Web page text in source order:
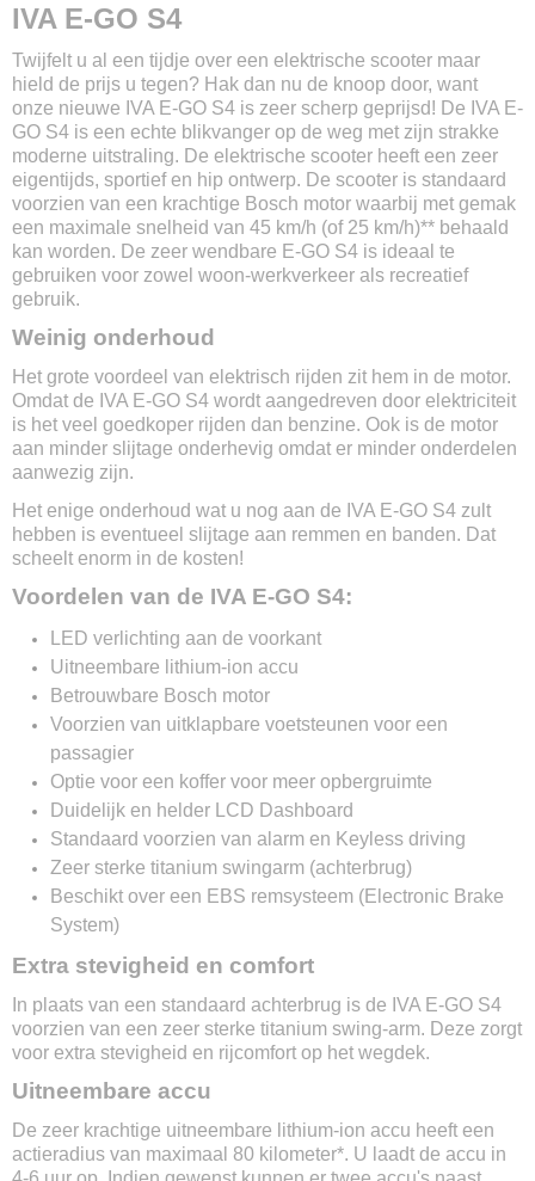
Model
Kleur
Mat Zwart / Zwart / Wit / Mat groen / Rood
Max. snelheid
25 km/u of 45 km/u
Gewicht
57 kg
Max. belasting
200 kg
Afmetingen
163 x 63 x 109 cm
Actieradius
Soort accu
Lithium-ion
Accu capaciteit
26000 mAh
Ja
Max. oplaadtijd
5 uur
Uitneembare accu
Stroomoutput motor
1440w
Type motor
Bosch
Verlichting
Led
Wielen
10 inch
Remsysteem voor
Schijfrem & elektronisch
Display
Alarm
Ja
Ja
USB poort
Ja
Snelheidsmeter
IVA E-GO S4
Twijfelt u al een tijdje over een elektrische scooter maar
hield de prijs u tegen? Hak dan nu de knoop door, want
onze nieuwe IVA E-GO S4 is zeer scherp geprijsd! De IVA E-
GO S4 is een echte blikvanger op de weg met zijn strakke
moderne uitstraling. De elektrische scooter heeft een zeer
eigentijds, sportief en hip ontwerp. De scooter is standaard
voorzien van een krachtige Bosch motor waarbij met gemak
een maximale snelheid van 45 km/h (of 25 km/h)** behaald
kan worden. De zeer wendbare E-GO S4 is ideaal te
gebruiken voor zowel woon-werkverkeer als recreatief
gebruik.
Weinig onderhoud
Het grote voordeel van elektrisch rijden zit hem in de motor.
Omdat de IVA E-GO S4 wordt aangedreven door elektriciteit
is het veel goedkoper rijden dan benzine. Ook is de motor
aan minder slijtage onderhevig omdat er minder onderdelen
aanwezig zijn.
Het enige onderhoud wat u nog aan de IVA E-GO S4 zult
hebben is eventueel slijtage aan remmen en banden. Dat
scheelt enorm in de kosten!
Voordelen van de IVA E-GO S4:
LED verlichting aan de voorkant
Uitneembare lithium-ion accu
Betrouwbare Bosch motor
Voorzien van uitklapbare voetsteunen voor een
passagier
Optie voor een koffer voor meer opbergruimte
Duidelijk en helder LCD Dashboard
Standaard voorzien van alarm en Keyless driving
Zeer sterke titanium swingarm (achterbrug)
Beschikt over een EBS remsysteem (Electronic Brake
System)
Extra stevigheid en comfort
In plaats van een standaard achterbrug is de IVA E-GO S4
voorzien van een zeer sterke titanium swing-arm. Deze zorgt
voor extra stevigheid en rijcomfort op het wegdek.
Uitneembare accu
De zeer krachtige uitneembare lithium-ion accu heeft een
actieradius van maximaal 80 kilometer*. U laadt de accu in